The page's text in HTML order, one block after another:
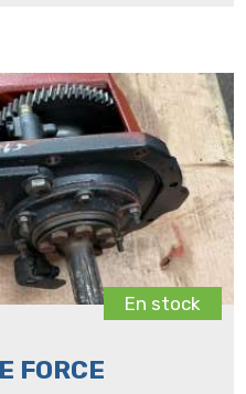
En stock
FORCE